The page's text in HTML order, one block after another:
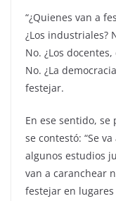
“¿Quienes van a
¿Los industriales?
No. ¿Los
No. ¿La
festejar.
En ese sentido, se
se contestó: “Se
algunos estudios
van a caranchear
festejar en